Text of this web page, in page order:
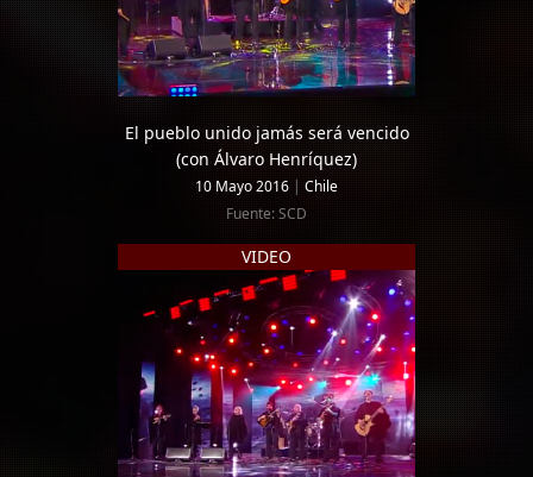
El pueblo unido jamás será vencido
(con Álvaro Henríquez)
10 Mayo 2016 | Chile
Fuente: SCD
VIDEO